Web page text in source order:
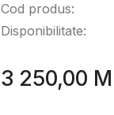
Cod produs:
Disponibilitate:
3 250,00